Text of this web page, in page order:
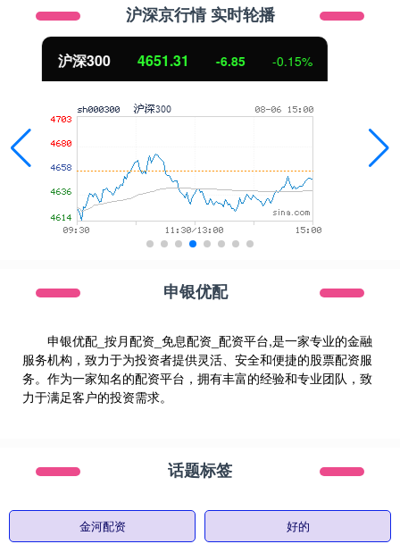
沪深京行情 实时轮播
北证50 1122.88 3.42 0.30%
申银优配
申银优配_按月配资_免息配资_配资平台,是一家专业的金融
服务机构，致力于为投资者提供灵活、安全和便捷的股票配资服
务。作为一家知名的配资平台，拥有丰富的经验和专业团队，致
力于满足客户的投资需求。
话题标签
金河配资 好的